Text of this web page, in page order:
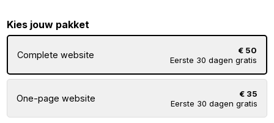
Kies jouw pakket
Complete website
€ 50
Eerste 30 dagen gratis
One-page website
€ 35
Eerste 30 dagen gratis